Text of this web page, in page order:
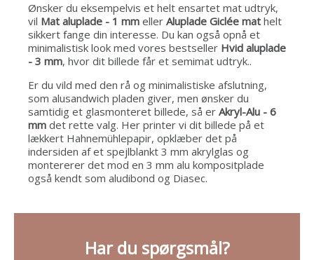
Ønsker du eksempelvis et helt ensartet mat udtryk,
vil Mat aluplade - 1 mm eller Aluplade Giclée mat helt
sikkert fange din interesse. Du kan også opnå et
minimalistisk look med vores bestseller Hvid aluplade
- 3 mm, hvor dit billede får et semimat udtryk..
Er du vild med den rå og minimalistiske afslutning,
som alusandwich pladen giver, men ønsker du
samtidig et glasmonteret billede, så er Akryl-Alu - 6
mm det rette valg. Her printer vi dit billede på et
lækkert Hahnemühlepapir, opklæber det på
indersiden af et spejlblankt 3 mm akrylglas og
montererer det mod en 3 mm alu kompositplade
også kendt som aludibond og Diasec.
Har du spørgsmål?